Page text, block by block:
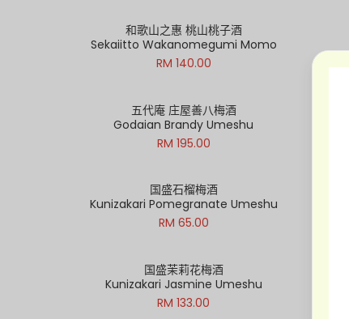
和歌山之惠 桃山桃子酒
Sekaiitto Wakanomegumi Momo
RM 140.00
五代庵 庄屋善八梅酒
Godaian Brandy Umeshu
RM 195.00
国盛石榴梅酒
Kunizakari Pomegranate Umeshu
RM 65.00
国盛茉莉花梅酒
Kunizakari Jasmine Umeshu
RM 133.00